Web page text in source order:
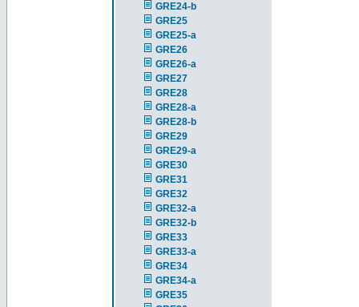
GRE24-b
GRE25
GRE25-a
GRE26
GRE26-a
GRE27
GRE28
GRE28-a
GRE28-b
GRE29
GRE29-a
GRE30
GRE31
GRE32
GRE32-a
GRE32-b
GRE33
GRE33-a
GRE34
GRE34-a
GRE35